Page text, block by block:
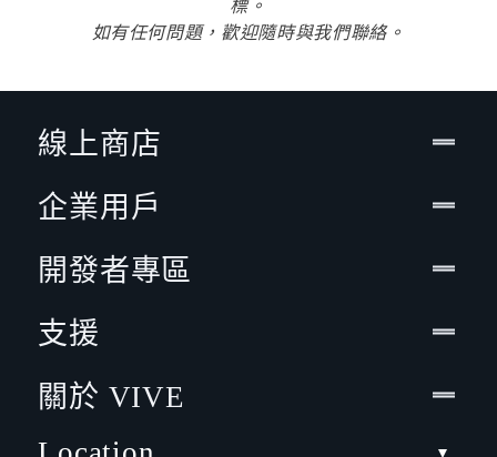
標。
如有任何問題，歡迎隨時與我們聯絡。
線上商店
企業用戶
開發者專區
支援
關於 VIVE